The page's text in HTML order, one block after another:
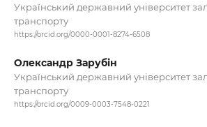
Український державний університет
транспорту
https://orcid.org/0000-0001-8274-6508
Олександр Зарубін
Український державний університет
транспорту
https://orcid.org/0009-0003-7548-0221